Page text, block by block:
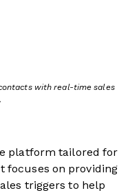
with real-time sales
platform tailored for
focuses on providing
triggers to help